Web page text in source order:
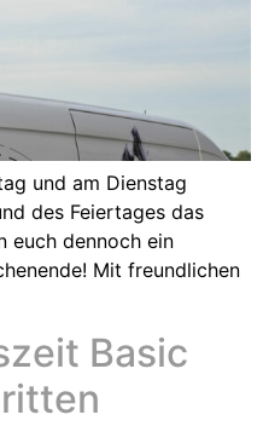
und am Dienstag
des Feiertages das
euch dennoch ein
Mit freundlichen
Basic